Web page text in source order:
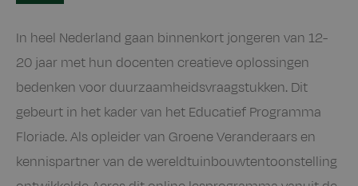
In heel Nederland gaan binnenkort jongeren van 12-
20 jaar met hun docenten creatieve oplossingen
bedenken voor duurzaamheidsvraagstukken. Dit
gebeurt in het kader van het Educatief Programma
Floriade. Als opleider van Groene Veranderaars en
kennispartner van de wereldtuinbouwtentoonstelling